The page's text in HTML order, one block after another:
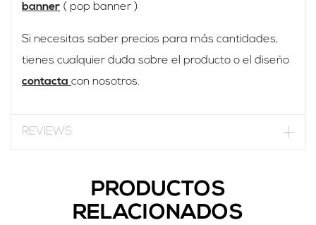
banner ( pop banner )
Si necesitas saber precios para más cantidades,
tienes cualquier duda sobre el producto o el diseño
contacta con nosotros.
REVIEWS
PRODUCTOS
RELACIONADOS